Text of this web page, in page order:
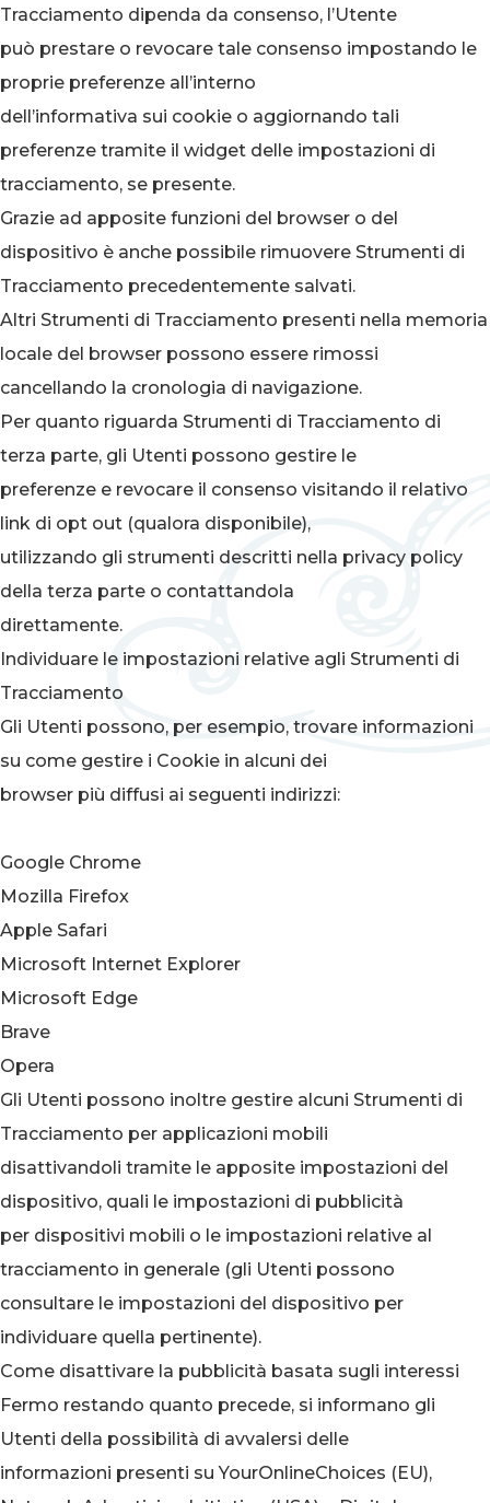
Tracciamento dipenda da consenso, l’Utente
può prestare o revocare tale consenso impostando le
proprie preferenze all’interno
dell’informativa sui cookie o aggiornando tali
preferenze tramite il widget delle impostazioni di
tracciamento, se presente.
Grazie ad apposite funzioni del browser o del
dispositivo è anche possibile rimuovere Strumenti di
Tracciamento precedentemente salvati.
Altri Strumenti di Tracciamento presenti nella memoria
locale del browser possono essere rimossi
cancellando la cronologia di navigazione.
Per quanto riguarda Strumenti di Tracciamento di
terza parte, gli Utenti possono gestire le
preferenze e revocare il consenso visitando il relativo
link di opt out (qualora disponibile),
utilizzando gli strumenti descritti nella privacy policy
della terza parte o contattandola
direttamente.
Individuare le impostazioni relative agli Strumenti di
Tracciamento
Gli Utenti possono, per esempio, trovare informazioni
su come gestire i Cookie in alcuni dei
browser più diffusi ai seguenti indirizzi:
Google Chrome
Mozilla Firefox
Apple Safari
Microsoft Internet Explorer
Microsoft Edge
Brave
Opera
Gli Utenti possono inoltre gestire alcuni Strumenti di
Tracciamento per applicazioni mobili
disattivandoli tramite le apposite impostazioni del
dispositivo, quali le impostazioni di pubblicità
per dispositivi mobili o le impostazioni relative al
tracciamento in generale (gli Utenti possono
consultare le impostazioni del dispositivo per
individuare quella pertinente).
Come disattivare la pubblicità basata sugli interessi
Fermo restando quanto precede, si informano gli
Utenti della possibilità di avvalersi delle
informazioni presenti su YourOnlineChoices (EU),